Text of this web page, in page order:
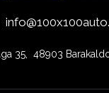
35,  48903